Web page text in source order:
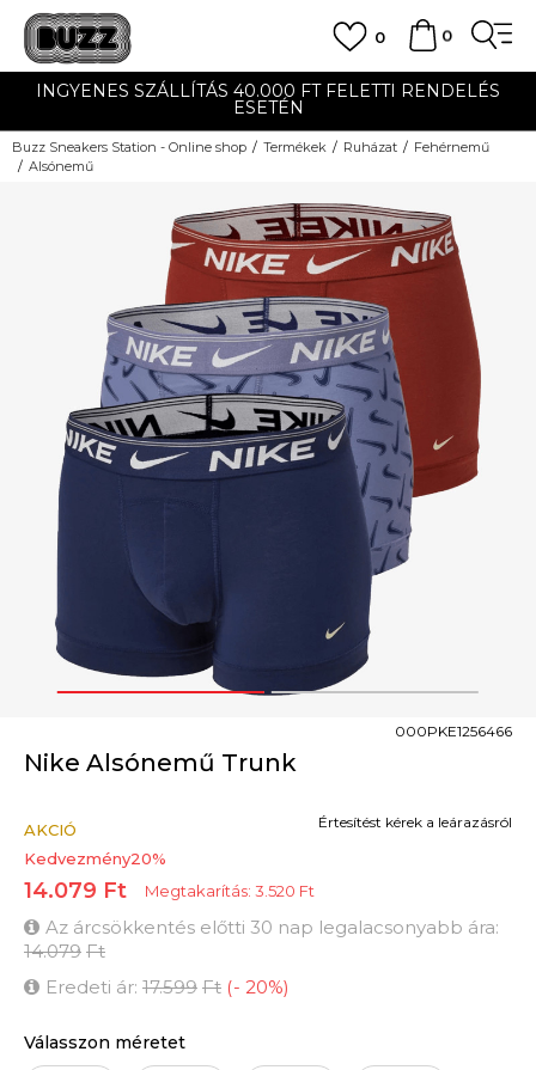
0
0
INGYENES SZÁLLÍTÁS 40.000 FT FELETTI RENDELÉS
ESETÉN
Buzz Sneakers Station - Online shop Termékek Ruházat
Fehérnemű
Alsónemű
1 2
Nike Alsónemű Trunk
000PKE1256466
AKCIÓ
Kedvezmény20%
14.079 Ft Megtakarítás: 3.520 Ft
Az árcsökkentés előtti 30 nap legalacsonyabb ára:
14.079 Ft
Eredeti ár: 17.599 Ft (- 20%)
Értesítést kérek a leárazásról
Válasszon méretet